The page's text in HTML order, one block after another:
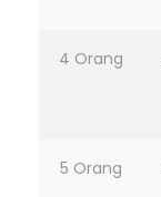
4 Orang
5 Orang